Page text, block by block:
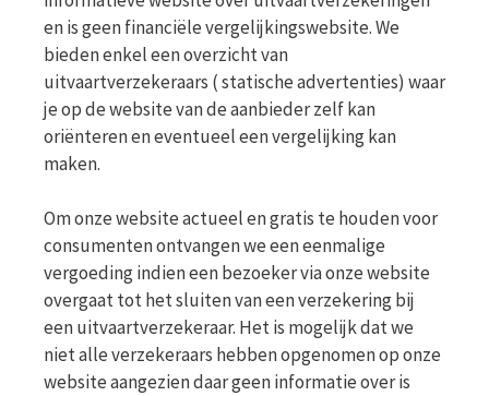
en is geen financiële vergelijkingswebsite. We
bieden enkel een overzicht van
uitvaartverzekeraars ( statische advertenties) waar
je op de website van de aanbieder zelf kan
oriënteren en eventueel een vergelijking kan
maken.
Om onze website actueel en gratis te houden voor
consumenten ontvangen we een eenmalige
vergoeding indien een bezoeker via onze website
overgaat tot het sluiten van een verzekering bij
een uitvaartverzekeraar. Het is mogelijk dat we
niet alle verzekeraars hebben opgenomen op onze
website aangezien daar geen informatie over is